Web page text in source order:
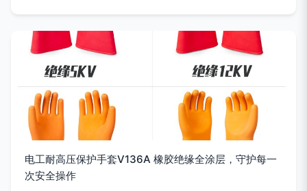
电工耐高压保护手套V136A 橡胶绝缘全涂层，守护每一
次安全操作